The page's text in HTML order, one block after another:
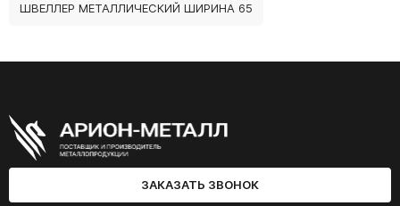
ШВЕЛЛЕР МЕТАЛЛИЧЕСКИЙ ШИРИНА 65
ЗАКАЗАТЬ ЗВОНОК